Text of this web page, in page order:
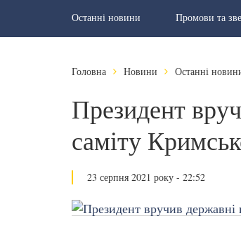
Останні новини Промови та
Головна Новини Останні
Президент
саміту
23 серпня 2021 року - 22:52